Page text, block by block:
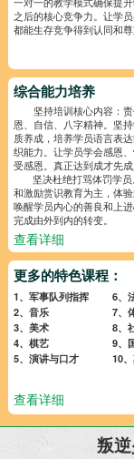
之后的核心竞争力。让学
都能生存竞争得到认同和尊
综合能力培养
坚持培训核心内容：
恩、自信、八字精神。坚
质养成，培养学员语言表
织能力。让学员学会感恩
受感恩。真正达到成才先成
坚决杜绝打骂体罚学员
和激励赏识教育为主，体验
唤醒学员内心的善良和上
完成由外到内的转变。
查看详细
更多的特色课程：
1、军事队列指挥
6、
2、音乐
7、
3、美术
8、
4、棋艺
9、
5、演讲与口才
10
查看详细
叛